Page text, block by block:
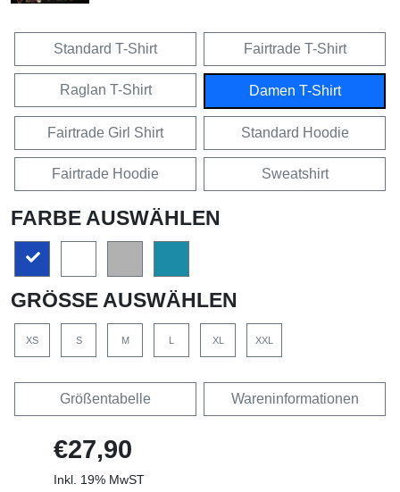
Standard T-Shirt Fairtrade T-Shirt
Raglan T-Shirt Damen T-Shirt
Fairtrade Girl Shirt Standard Hoodie
Fairtrade Hoodie Sweatshirt
FARBE AUSWÄHLEN
GRÖSSE AUSWÄHLEN
XS S M L XL XXL
Größentabelle Wareninformationen
€27,90
Inkl. 19% MwST